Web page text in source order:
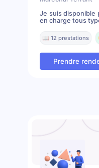
Je suis disponible
en charge tous
📖 12 prestations
Prendre